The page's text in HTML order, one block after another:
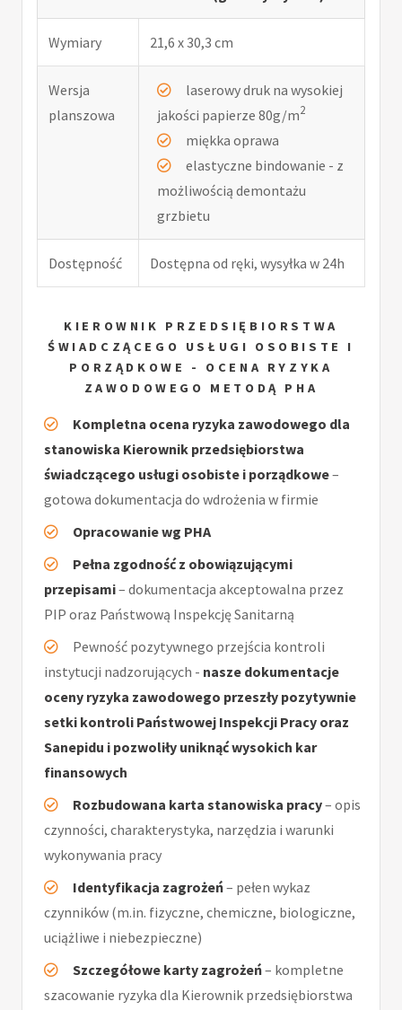
Wymiary 21,6 x 30,3 cm
Wersja
planszowa
laserowy druk na wysokiej
jakości papierze 80g/m2
miękka oprawa
elastyczne bindowanie - z
możliwością demontażu
grzbietu
Dostępność Dostępna od ręki, wysyłka w 24h
KIEROWNIK PRZEDSIĘBIORSTWA
ŚWIADCZĄCEGO USŁUGI OSOBISTE I
PORZĄDKOWE - OCENA RYZYKA
ZAWODOWEGO METODĄ PHA
Kompletna ocena ryzyka zawodowego dla
stanowiska Kierownik przedsiębiorstwa
świadczącego usługi osobiste i porządkowe–
gotowa dokumentacja do wdrożenia w firmie
Opracowanie wg PHA
Pełna zgodność z obowiązującymi
przepisami– dokumentacja akceptowalna przez
PIP oraz Państwową Inspekcję Sanitarną
Pewność pozytywnego przejścia kontroli
instytucji nadzorujących - nasze dokumentacje
oceny ryzyka zawodowego przeszły pozytywnie
setki kontroli Państwowej Inspekcji Pracy oraz
Sanepidu i pozwoliły uniknąć wysokich kar
finansowych
Rozbudowana karta stanowiska pracy– opis
czynności, charakterystyka, narzędzia i warunki
wykonywania pracy
Identyfikacja zagrożeń– pełen wykaz
czynników (m.in. fizyczne, chemiczne, biologiczne,
uciążliwe i niebezpieczne)
Szczegółowe karty zagrożeń– kompletne
szacowanie ryzyka dla Kierownik przedsiębiorstwa